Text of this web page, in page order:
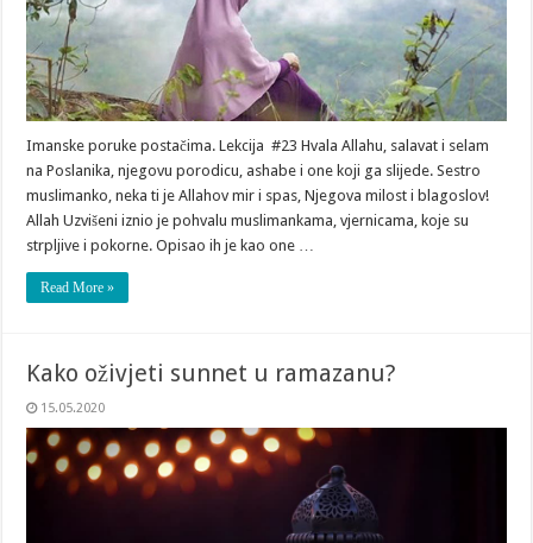
Imanske poruke postačima. Lekcija #23 Hvala Allahu, salavat i selam
na Poslanika, njegovu porodicu, ashabe i one koji ga slijede. Sestro
muslimanko, neka ti je Allahov mir i spas, Njegova milost i blagoslov!
Allah Uzvišeni iznio je pohvalu muslimankama, vjernicama, koje su
strpljive i pokorne. Opisao ih je kao one …
Read More »
Kako oživjeti sunnet u ramazanu?
15.05.2020